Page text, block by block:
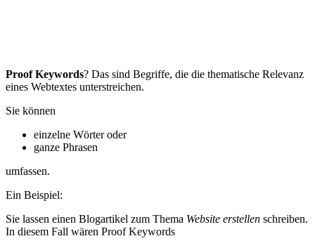
Proof Keywords? Das sind Begriffe, die die thematische Relevanz
eines Webtextes unterstreichen.
Sie können
einzelne Wörter oder
ganze Phrasen
umfassen.
Ein Beispiel:
Sie lassen einen Blogartikel zum Thema Website erstellen schreiben.
In diesem Fall wären Proof Keywords